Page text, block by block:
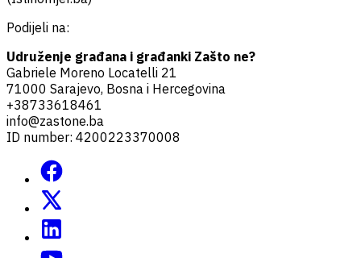
Podijeli na:
Udruženje građana i građanki Zašto ne?
Gabriele Moreno Locatelli 21
71000 Sarajevo, Bosna i Hercegovina
+38733618461
info@zastone.ba
ID number: 4200223370008